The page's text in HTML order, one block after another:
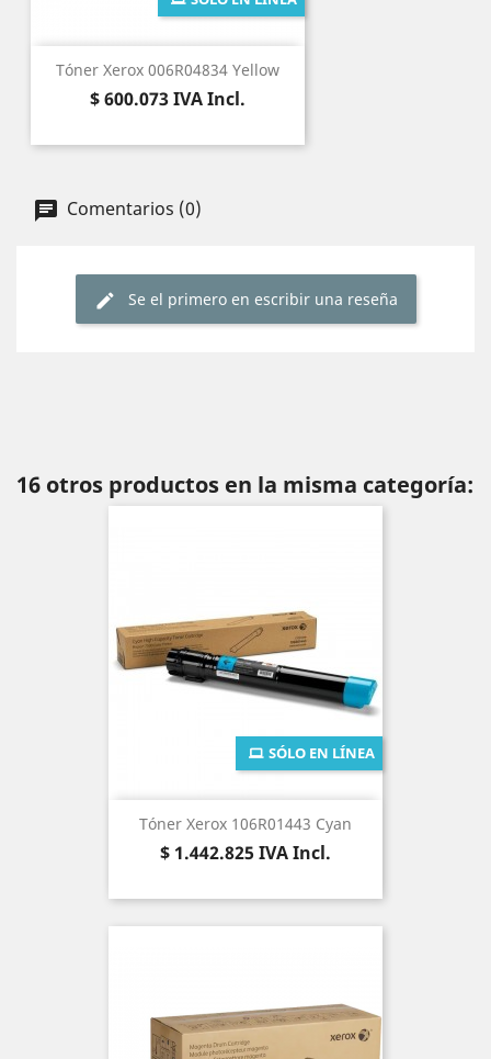
Tóner Xerox 006R04834 Yellow
Precio
$ 600.073IVA Incl.
Comentarios (0)
Se el primero en escribir una reseña
16 otros productos en la misma categoría:
Tóner Xerox 106R01443 Cyan
Precio
$ 1.442.825IVA Incl.
SÓLO EN LÍNEA